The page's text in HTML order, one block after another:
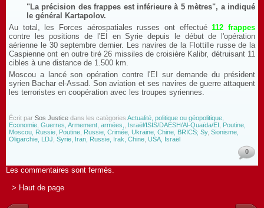
"La précision des frappes est inférieure à 5 mètres", a indiqué
le général Kartapolov.
Au total, les Forces aérospatiales russes ont effectué112 frappes
contre les positions de l'EI en Syrie depuis le début de l'opération
aérienne le 30 septembre dernier. Les navires de la Flottille russe de la
Caspienne ont en outre tiré 26 missiles de croisière Kalibr, détruisant 11
cibles à une distance de 1.500 km.
Moscou a lancé son opération contre l'EI sur demande du président
syrien Bachar el-Assad. Son aviation et ses navires de guerre attaquent
les terroristes en coopération avec les troupes syriennes.
Écrit par Sos Justice dans les catégories Actualité, politique ou géopolitique,
Economie Guerres, Armement, armées, Israël/ISIS/DAESH/Al-Quaïda/EI
Poutine,
Moscou, Russie Poutine, Russie, Crimée, Ukraine, Chine, BRICS; Sy, Sionisme,
Oligarchie, LDJ Syrie, Iran, Russie, Irak, Chine USA, Israël
0
Les commentaires sont fermés.
> Haut de page